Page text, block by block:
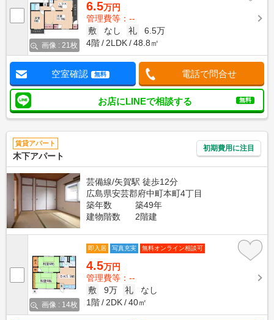
画像 : 21枚
6.5万円
管理費等：--
敷
なし 礼
6.5万
4階
2LDK 48.8㎡
空室確認 無料 電話で問合せ
お店にLINEで相談する 無料
賃貸アパート
木下アパート
初期費用に注目
芸備線/矢賀駅 徒歩12分
広島県安芸郡府中町本町4丁目
築年数
築49年
建物階数
2階建
画像 : 14枚
即入居 写真充実 無料オンライン相談可
4.5万円
管理費等：--
敷
9万 礼
なし
1階
2DK 40㎡